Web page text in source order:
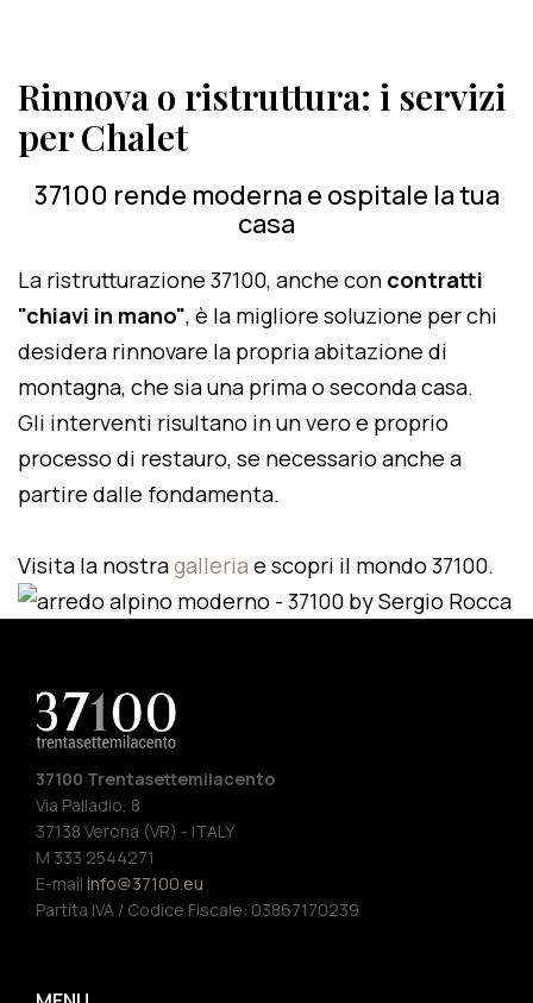
Rinnova o ristruttura: i servizi
per Chalet
37100 rende moderna e ospitale la tua
casa
La ristrutturazione 37100, anche con contratti
"chiavi in mano", è la migliore soluzione per chi
desidera rinnovare la propria abitazione di
montagna, che sia una prima o seconda casa.
Gli interventi risultano in un vero e proprio
processo di restauro, se necessario anche a
partire dalle fondamenta.
Visita la nostragalleria e scopri il mondo 37100.
37100 Trentasettemilacento
Via Palladio, 8
37138 Verona (VR) - ITALY
M 333 2544271
E-mail info@37100.eu
Partita IVA / Codice Fiscale: 03867170239